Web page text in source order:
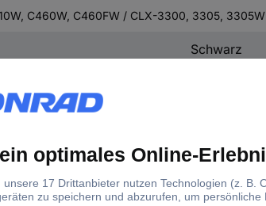
C460W, C460FW / CLX-3300, 3305, 3305W
Schwarz
Schwarz
Cyan
Magenta